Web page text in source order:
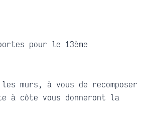
pour le 13ème
murs, à vous de recomposer
à côte vous donneront la